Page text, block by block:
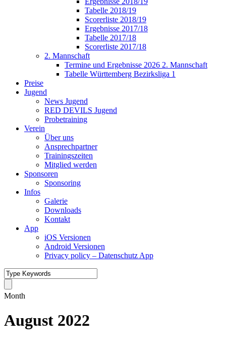
Tabelle 2018/19
Scorerliste 2018/19
Ergebnisse 2017/18
Tabelle 2017/18
Scorerliste 2017/18
2. Mannschaft
Termine und Ergebnisse 2026 2. Mannschaft
Tabelle Württemberg Bezirksliga 1
Preise
Jugend
News Jugend
RED DEVILS Jugend
Probetraining
Verein
Über uns
Ansprechpartner
Trainingszeiten
Mitglied werden
Sponsoren
Sponsoring
Infos
Galerie
Downloads
Kontakt
App
iOS Versionen
Android Versionen
Privacy policy – Datenschutz App
Month
August 2022